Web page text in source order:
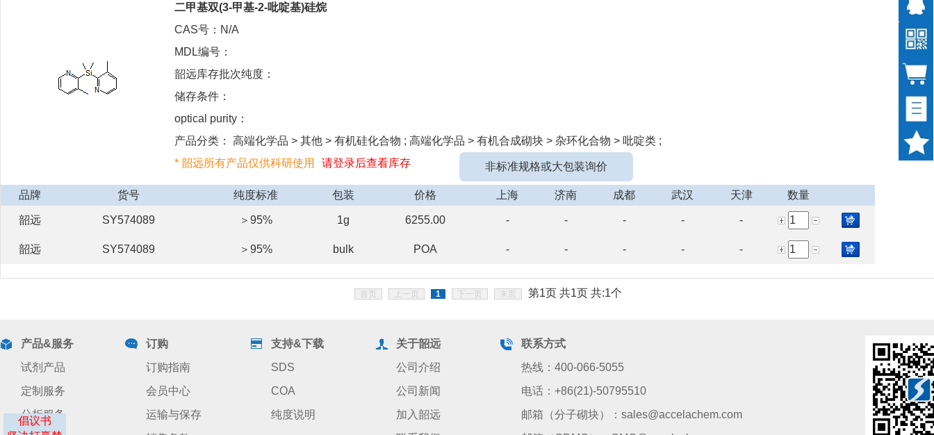
倡议书
二甲基双(3-甲基-2-吡啶基)硅烷
CAS号：N/A
MDL编号：
韶远库存批次纯度：
储存条件：
optical purity：
产品分类： 高端化学品 > 其他 > 有机硅化合物 ; 高端化学品 > 有机合成砌块 > 杂环化合物 > 吡啶类 ;
* 韶远所有产品仅供科研使用
请登录后查看库存 非标准规格或大包装询价
品牌 货号 纯度标准 包装 价格 上海 济南 成都 武汉 天津 数量
韶远 SY574089 ＞95% 1g 6255.00 - - - - -
韶远 SY574089 ＞95% bulk POA - - - - -
首页 上一页 1 下一页 末页 第1页 共1页 共:1个
产品&服务
试剂产品
定制服务
分析服务
订购
订购指南
会员中心
运输与保存
支持&下载
SDS
COA
纯度说明
关于韶远
公司介绍
公司新闻
加入韶远
联系方式
热线：400-066-5055
电话：+86(21)-50795510
邮箱（分子砌块）：sales@accelachem.com